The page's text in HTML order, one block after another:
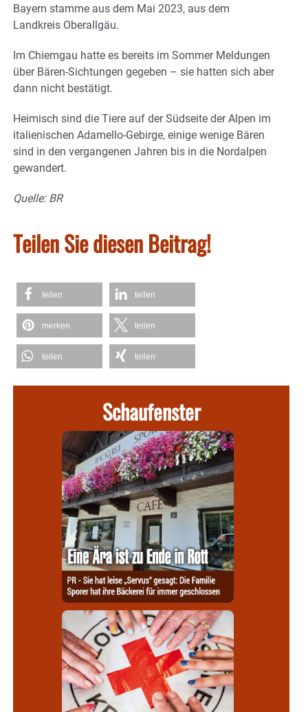
Bayern stamme aus dem Mai 2023, aus dem
Landkreis Oberallgäu.
Im Chiemgau hatte es bereits im Sommer Meldungen
über Bären-Sichtungen gegeben – sie hatten sich aber
dann nicht bestätigt.
Heimisch sind die Tiere auf der Südseite der Alpen im
italienischen Adamello-Gebirge, einige wenige Bären
sind in den vergangenen Jahren bis in die Nordalpen
gewandert.
Quelle: BR
Teilen Sie diesen Beitrag!
teilen teilen
merken teilen
teilen teilen
Schaufenster